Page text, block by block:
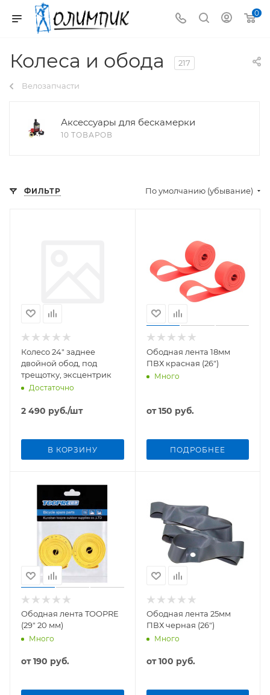
0
Колеса и обода 217
Велозапчасти
Аксессуары для бескамерки
10 ТОВАРОВ
ФИЛЬТР По умолчанию (убывание)
Колесо 24" заднее
двойной обод, под
трещотку, эксцентрик
Достаточно
2 490 руб./шт
В КОРЗИНУ
Ободная лента 18мм
ПВХ красная (26")
Много
от150 руб.
ПОДРОБНЕЕ
Ободная лента TOOPRE
(29" 20 мм)
Много
от190 руб.
Ободная лента 25мм
ПВХ черная (26")
Много
от100 руб.